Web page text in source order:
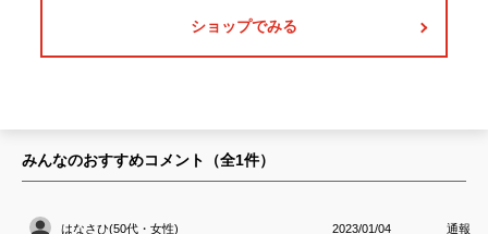
ショップでみる
みんなのおすすめコメント（全1件）
はなさひ(50代・女性) 2023/01/04 通報